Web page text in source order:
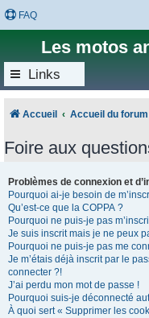
FAQ
Les motos
Links
Accueil Accueil du forum
Foire aux
Problèmes de connexion et
Pourquoi ai-je besoin de
Qu’est-ce que la COPPA ?
Pourquoi ne puis-je pas
Je suis inscrit mais je ne peux
Pourquoi ne puis-je pas me
Je m’étais déjà inscrit par le
connecter ?!
J’ai perdu mon mot de passe !
Pourquoi suis-je déconnecté
À quoi sert « Supprimer les